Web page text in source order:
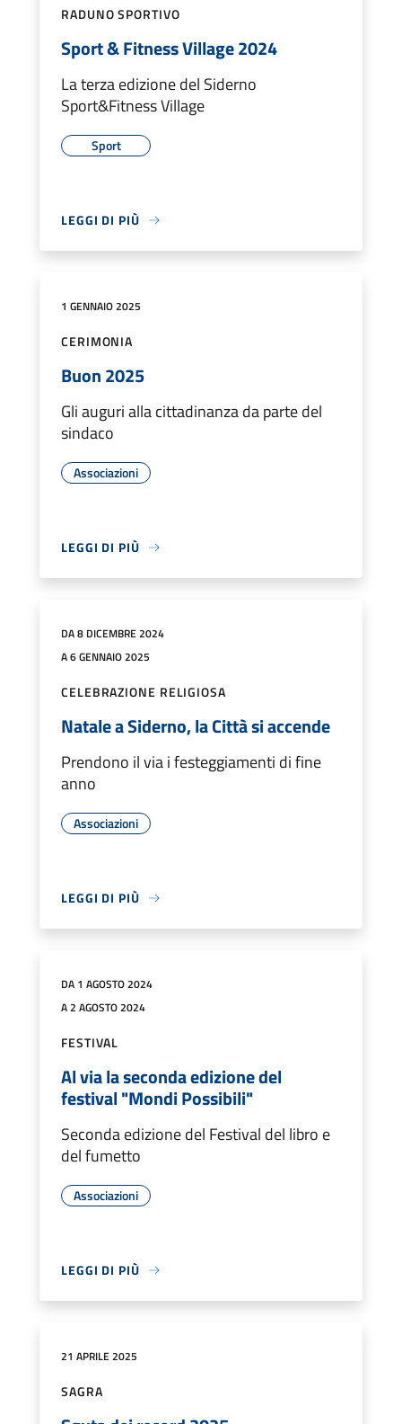
RADUNO SPORTIVO
Sport & Fitness Village 2024
La terza edizione del Siderno
Sport&Fitness Village
Sport
LEGGI DI PIÙ
1 GENNAIO 2025
CERIMONIA
Buon 2025
Gli auguri alla cittadinanza da parte del
sindaco
Associazioni
LEGGI DI PIÙ
DA 8 DICEMBRE 2024
A 6 GENNAIO 2025
CELEBRAZIONE RELIGIOSA
Natale a Siderno, la Città si accende
Prendono il via i festeggiamenti di fine
anno
Associazioni
LEGGI DI PIÙ
DA 1 AGOSTO 2024
A 2 AGOSTO 2024
FESTIVAL
Al via la seconda edizione del
festival "Mondi Possibili"
Seconda edizione del Festival del libro e
del fumetto
Associazioni
LEGGI DI PIÙ
21 APRILE 2025
SAGRA